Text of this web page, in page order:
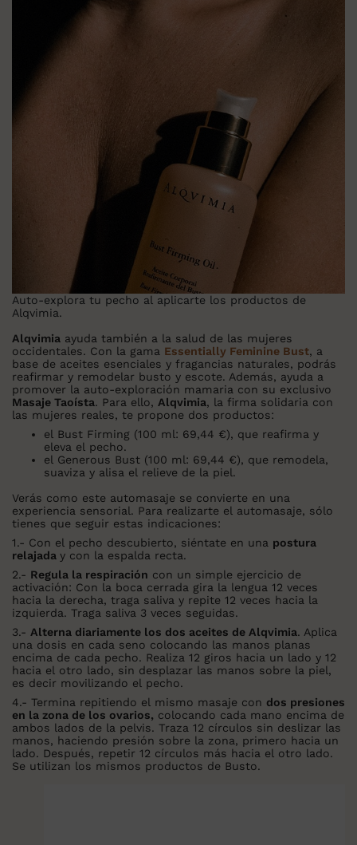
Auto-explora tu pecho al aplicarte los productos de
Alqvimia.
Alqvimia ayuda también a la salud de las mujeres
occidentales. Con la gama Essentially Feminine Bust, a
base de aceites esenciales y fragancias naturales, podrás
reafirmar y remodelar busto y escote. Además, ayuda a
promover la auto-exploración mamaria con su exclusivo
Masaje Taoísta. Para ello, Alqvimia, la firma solidaria con
las mujeres reales, te propone dos productos:
el Bust Firming (100 ml: 69,44 €), que reafirma y
eleva el pecho.
el Generous Bust (100 ml: 69,44 €), que remodela,
suaviza y alisa el relieve de la piel.
Verás como este automasaje se convierte en una
experiencia sensorial. Para realizarte el automasaje, sólo
tienes que seguir estas indicaciones:
1.- Con el pecho descubierto, siéntate en una postura
relajada y con la espalda recta.
2.- Regula la respiración con un simple ejercicio de
activación: Con la boca cerrada gira la lengua 12 veces
hacia la derecha, traga saliva y repite 12 veces hacia la
izquierda. Traga saliva 3 veces seguidas.
3.- Alterna diariamente los dos aceites de Alqvimia. Aplica
una dosis en cada seno colocando las manos planas
encima de cada pecho. Realiza 12 giros hacia un lado y 12
hacia el otro lado, sin desplazar las manos sobre la piel,
es decir movilizando el pecho.
4.- Termina repitiendo el mismo masaje con dos presiones
en la zona de los ovarios, colocando cada mano encima de
ambos lados de la pelvis. Traza 12 círculos sin deslizar las
manos, haciendo presión sobre la zona, primero hacia un
lado. Después, repetir 12 círculos más hacia el otro lado.
Se utilizan los mismos productos de Busto.